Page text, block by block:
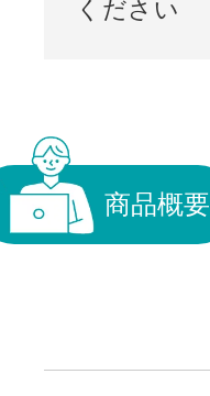
ください
商品概要